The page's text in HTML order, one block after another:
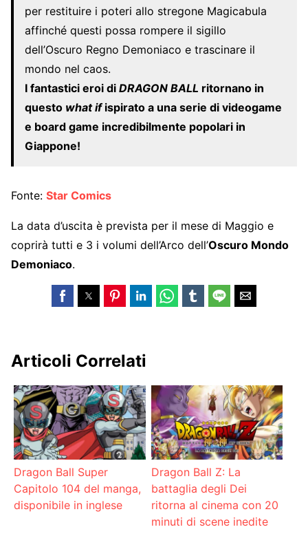
per restituire i poteri allo stregone Magicabula
affinché questi possa rompere il sigillo
dell’Oscuro Regno Demoniaco e trascinare il
mondo nel caos.
I fantastici eroi di DRAGON BALL ritornano in
questo what ifispirato a una serie di videogame
e board game incredibilmente popolari in
Giappone!
Fonte: Star Comics
La data d’uscita è prevista per il mese di Maggio e
coprirà tutti e 3 i volumi dell’Arco dell’Oscuro Mondo
Demoniaco.
Articoli Correlati
Dragon Ball Super
Capitolo 104 del manga,
disponibile in inglese
Dragon Ball Z: La
battaglia degli Dei
ritorna al cinema con 20
minuti di scene inedite